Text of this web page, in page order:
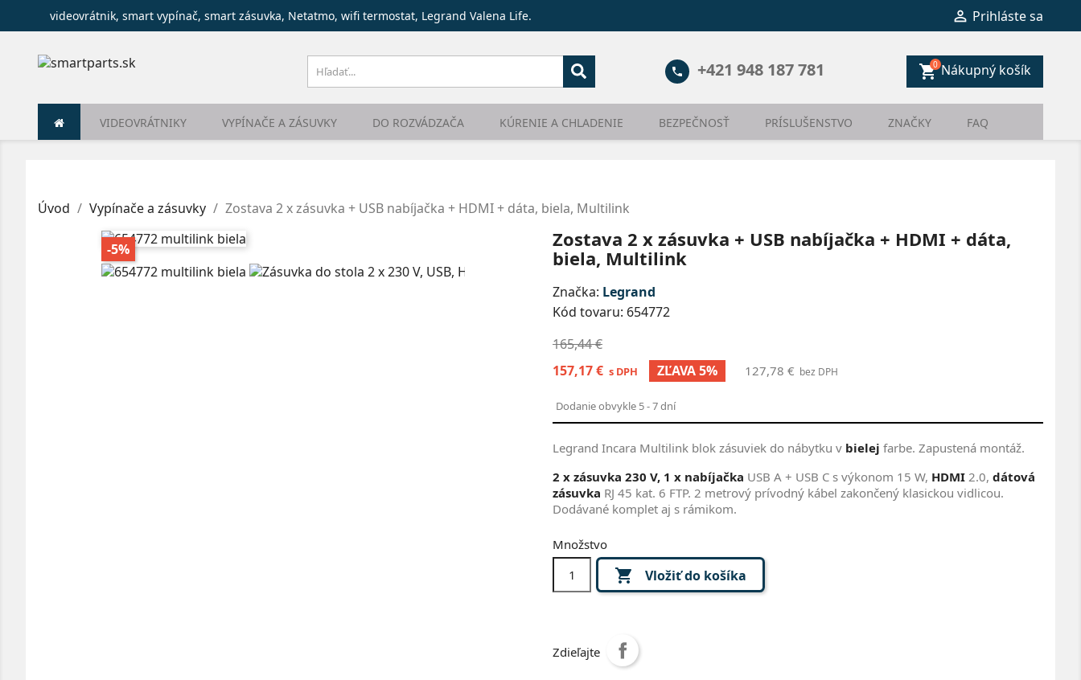
videovrátnik, smart vypínač, smart zásuvka, Netatmo, wifi termostat, Legrand Valena Life.  Prihláste sa
shopping_cart Nákupný košík
0
phone +421 948 187 781
VIDEOVRÁTNIKY VYPÍNAČE A ZÁSUVKY DO ROZVÁDZAČA KÚRENIE A CHLADENIE BEZPEČNOSŤ PRÍSLUŠENSTVO ZNAČKY FAQ
Úvod Vypínače a zásuvky Zostava 2 x zásuvka + USB nabíjačka + HDMI + dáta, biela, Multilink
-5%
Zostava 2 x zásuvka + USB nabíjačka + HDMI + dáta,
biela, Multilink
Značka: Legrand
Kód tovaru: 654772
165,44 €
157,17 € s DPH ZĽAVA 5% 127,78 € bez DPH
Dodanie obvykle 5 - 7 dní
Legrand Incara Multilink blok zásuviek do nábytku v bielej farbe. Zapustená montáž.
2 x zásuvka 230 V, 1 x nabíjačka USB A + USB C s výkonom 15 W, HDMI 2.0, dátová
zásuvka RJ 45 kat. 6 FTP. 2 metrový prívodný kábel zakončený klasickou vidlicou.
Dodávané komplet aj s rámikom.
Množstvo
 Vložiť do košíka
Zdieľajte